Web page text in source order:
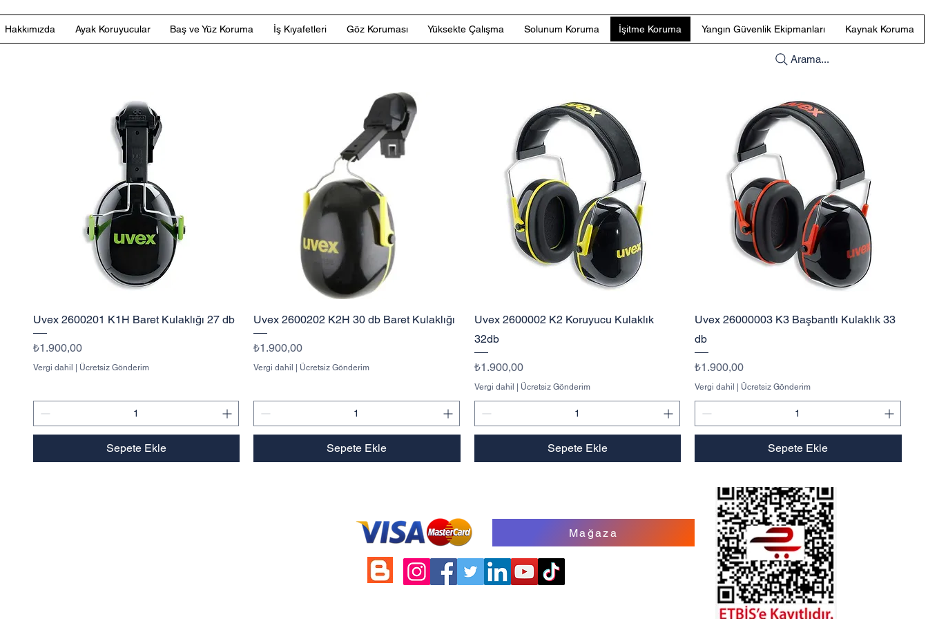
Hakkımızda Ayak Koruyucular Baş ve Yüz Koruma İş Kıyafetleri Göz Koruması Yüksekte Çalışma Solunum Koruma İşitme Koruma Yangın Güvenlik Ekipmanları Kaynak Koruma
Arama...
Hızlı Bakış
Uvex 2600201 K1H Baret Kulaklığı 27 db
Fiyat
₺1.900,00
Vergi dahil Ücretsiz Gönderim
Sepete Ekle
Hızlı Bakış
Uvex 2600202 K2H 30 db Baret Kulaklığı
Fiyat
₺1.900,00
Vergi dahil Ücretsiz Gönderim
Sepete Ekle
Hızlı Bakış
Uvex 2600002 K2 Koruyucu Kulaklık
32db
Fiyat
₺1.900,00
Vergi dahil Ücretsiz Gönderim
Sepete Ekle
Hızlı Bakış
Uvex 26000003 K3 Başbantlı Kulaklık 33
db
Fiyat
₺1.900,00
Vergi dahil Ücretsiz Gönderim
Sepete Ekle
Mağaza